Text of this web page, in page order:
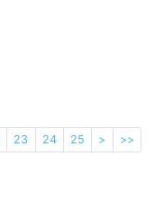
23 24 25 > >>